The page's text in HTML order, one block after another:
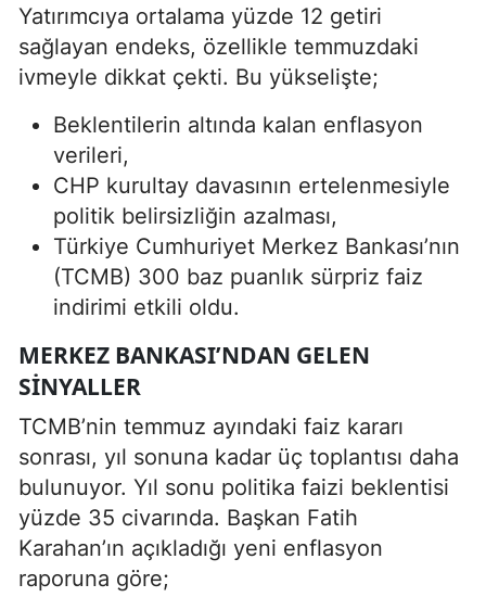
Yatırımcıya ortalama yüzde 12 getiri
sağlayan endeks, özellikle temmuzdaki
ivmeyle dikkat çekti. Bu yükselişte;
Beklentilerin altında kalan enflasyon
verileri,
CHP kurultay davasının ertelenmesiyle
politik belirsizliğin azalması,
Türkiye Cumhuriyet Merkez Bankası’nın
(TCMB) 300 baz puanlık sürpriz faiz
indirimi etkili oldu.
MERKEZ BANKASI’NDAN GELEN
SINYALLER
TCMB’nin temmuz ayındaki faiz kararı
sonrası, yıl sonuna kadar üç toplantısı daha
bulunuyor. Yıl sonu politika faizi beklentisi
yüzde 35 civarında. Başkan Fatih
Karahan’ın açıkladığı yeni enflasyon
raporuna göre;